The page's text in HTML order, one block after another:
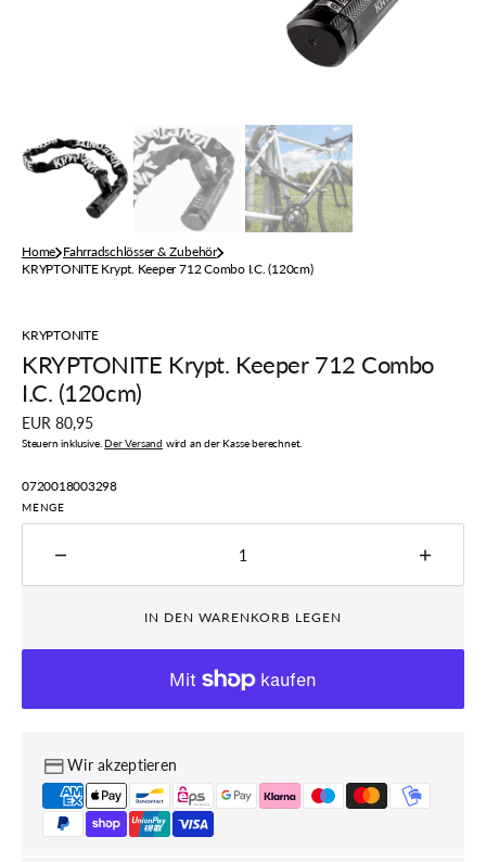
Home Fahrradschlösser & Zubehör
KRYPTONITE Krypt. Keeper 712 Combo I.C. (120cm)
KRYPTONITE
KRYPTONITE Krypt. Keeper 712 Combo
I.C. (120cm)
Regulärer
Preis
EUR 80,95
Steuern inklusive. Der Versand wird an der Kasse berechnet.
Artikelnummer:
0720018003298
MENGE
Menge
für
KRYPTONITE
Keeper
verringern
Menge
für
Keeper
IN DEN WARENKORB LEGEN
Wir akzeptieren